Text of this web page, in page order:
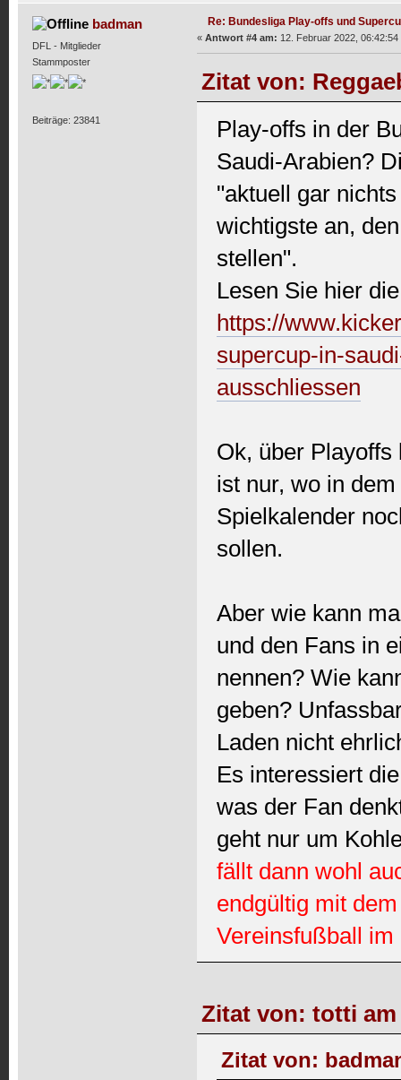
badman
DFL - Mitglieder
Stammposter
Beiträge: 23841
Re: Bundesliga Play-offs und
« Antwort #4 am: 12. Februar 2022, 06:42:54
Zitat von:
Play-offs in der
Saudi-Arabien?
"aktuell gar
wichtigste an,
stellen".
Lesen Sie hier
https://
supercup-in-
ausschliessen
Ok, über
ist nur, wo in
Spielkalender
sollen.
Aber wie kann
und den Fans in
nennen? Wie
geben?
Laden nicht
Es interessiert
was der Fan
geht nur um
fällt dann wohl
endgültig mit
Vereinsfußball
Zitat von: totti am
Zitat von: